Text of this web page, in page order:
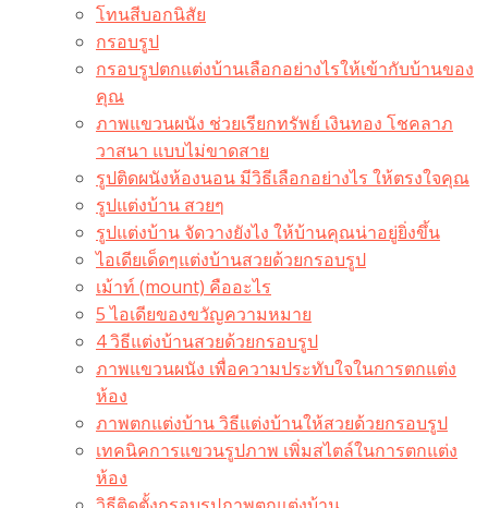
โทนสีบอกนิสัย
กรอบรูป
กรอบรูปตกแต่งบ้านเลือกอย่างไรให้เข้ากับบ้านของ
คุณ
ภาพแขวนผนัง ช่วยเรียกทรัพย์ เงินทอง โชคลาภ
วาสนา แบบไม่ขาดสาย
รูปติดผนังห้องนอน มีวิธีเลือกอย่างไร ให้ตรงใจคุณ
รูปแต่งบ้าน สวยๆ
รูปแต่งบ้าน จัดวางยังไง ให้บ้านคุณน่าอยู่ยิ่งขึ้น
ไอเดียเด็ดๆแต่งบ้านสวยด้วยกรอบรูป
เม้าท์ (mount) คืออะไร​
5 ไอเดียของขวัญความหมาย
4 วิธีแต่งบ้านสวยด้วยกรอบรูป
ภาพแขวนผนัง เพื่อความประทับใจในการตกแต่ง
ห้อง
ภาพตกแต่งบ้าน วิธีแต่งบ้านให้สวยด้วยกรอบรูป
เทคนิคการแขวนรูปภาพ เพิ่มสไตล์ในการตกแต่ง
ห้อง